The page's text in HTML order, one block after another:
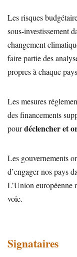
Les risques
sous-investissement
changement
faire partie des
propres à chaque
Les mesures
des financements
pourdéclencher et
Les gouvernements
d’engager nos pays
L’Union européenne
voie.
Signataires